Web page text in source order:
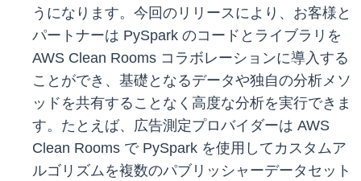
うになります。今回のリリースにより、お客様と
パートナーは PySpark のコードとライブラリを
AWS Clean Rooms コラボレーションに導入する
ことができ、基礎となるデータや独自の分析メソ
ッドを共有することなく高度な分析を実行できま
す。たとえば、広告測定プロバイダーは AWS
Clean Rooms で PySpark を使用してカスタムア
ルゴリズムを複数のパブリッシャーデータセット